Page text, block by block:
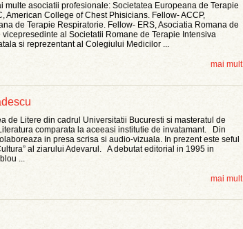
multe asociatii profesionale: Societatea Europeana de Terapie
American College of Chest Phisicians. Fellow- ACCP,
de Terapie Respiratorie. Fellow- ERS, Asociatia Romana de
vicepresedinte al Societatii Romane de Terapie Intensiva
si reprezentant al Colegiului Medicilor ...
mai mult
de Litere din cadrul Universitatii Bucuresti si masteratul de
comparata la aceeasi institutie de invatamant. Din
in presa scrisa si audio-vizuala. In prezent este seful
al ziarului Adevarul. A debutat editorial in 1995 in
...
mai mult